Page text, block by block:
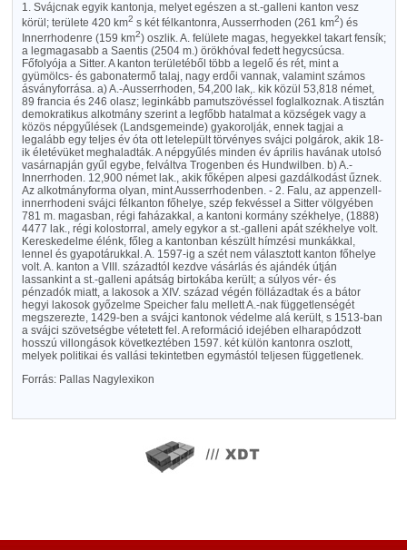
1. Svájcnak egyik kantonja, melyet egészen a st.-galleni kanton vesz
körül; területe 420 km2 s két félkantonra, Ausserrhoden (261 km2) és
Innerrhodenre (159 km2) oszlik. A. felülete magas, hegyekkel takart fensík;
a legmagasabb a Saentis (2504 m.) örökhóval fedett hegycsúcsa.
Főfolyója a Sitter. A kanton területéből több a legelő és rét, mint a
gyümölcs- és gabonatermő talaj, nagy erdői vannak, valamint számos
ásványforrása. a) A.-Ausserrhoden, 54,200 lak,. kik közül 53,818 német,
89 francia és 246 olasz; leginkább pamutszövéssel foglalkoznak. A tisztán
demokratikus alkotmány szerint a legfőbb hatalmat a községek vagy a
közös népgyűlések (Landsgemeinde) gyakorolják, ennek tagjai a
legalább egy teljes év óta ott letelepült törvényes svájci polgárok, akik 18-
ik életévüket meghaladták. A népgyűlés minden év április havának utolsó
vasárnapján gyűl egybe, felváltva Trogenben és Hundwilben. b) A.-
Innerrhoden. 12,900 német lak., akik főképen alpesi gazdálkodást űznek.
Az alkotmányforma olyan, mint Ausserrhodenben. - 2. Falu, az appenzell-
innerrhodeni svájci félkanton főhelye, szép fekvéssel a Sitter völgyében
781 m. magasban, régi faházakkal, a kantoni kormány székhelye, (1888)
4477 lak., régi kolostorral, amely egykor a st.-galleni apát székhelye volt.
Kereskedelme élénk, főleg a kantonban készült hímzési munkákkal,
lennel és gyapotárukkal. A. 1597-ig a szét nem választott kanton főhelye
volt. A. kanton a VIII. századtól kezdve vásárlás és ajándék útján
lassankint a st.-galleni apátság birtokába került; a súlyos vér- és
pénzadók miatt, a lakosok a XIV. század végén föllázadtak és a bátor
hegyi lakosok győzelme Speicher falu mellett A.-nak függetlenségét
megszerezte, 1429-ben a svájci kantonok védelme alá került, s 1513-ban
a svájci szövetségbe vétetett fel. A reformáció idejében elharapódzott
hosszú villongások következtében 1597. két külön kantonra oszlott,
melyek politikai és vallási tekintetben egymástól teljesen függetlenek.
Forrás: Pallas Nagylexikon